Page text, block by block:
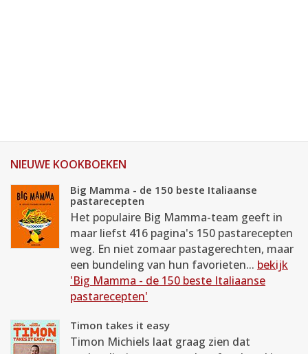
NIEUWE KOOKBOEKEN
Big Mamma - de 150 beste Italiaanse
pastarecepten
Het populaire Big Mamma-team geeft in
maar liefst 416 pagina's 150 pastarecepten
weg. En niet zomaar pastagerechten, maar
een bundeling van hun favorieten... bekijk
'Big Mamma - de 150 beste Italiaanse
pastarecepten'
Timon takes it easy
Timon Michiels laat graag zien dat